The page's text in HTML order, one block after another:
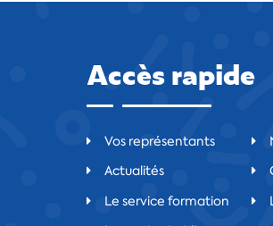
Accès rapide
Vos représentants
Actualités
Le service formation